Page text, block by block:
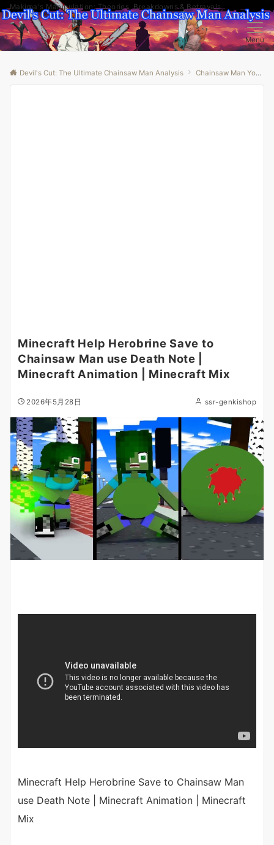
Makima's Manipulation: Theories, Breakdowns & Betrayals
Menu
Devil's Cut: The Ultimate Chainsaw Man Analysis Chainsaw Man Youtube
Minecraft Help Herobrine Save to
Chainsaw Man use Death Note |
Minecraft Animation | Minecraft Mix
2026年5月28日 ssr-genkishop
Minecraft Help Herobrine Save to Chainsaw Man
use Death Note | Minecraft Animation | Minecraft
Mix